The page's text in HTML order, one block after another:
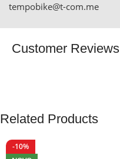
tempobike@t-com.me
Customer Reviews
Related Products
-10%